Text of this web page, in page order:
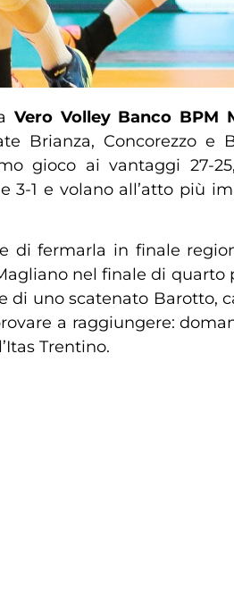
Vero Volley Banco BPM
Brianza, Concorezzo e
gioco ai vantaggi 27-
1 e volano all’atto più
di fermarla in finale
nel finale di quarto
uno scatenato Barotto,
a raggiungere:
Trentino.